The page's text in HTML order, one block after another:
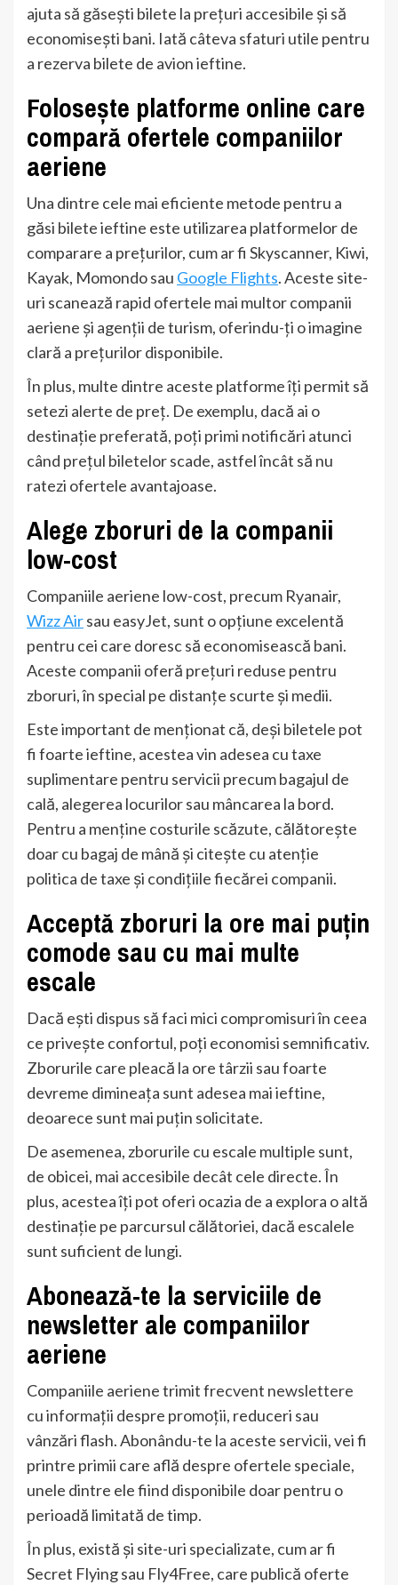
ajuta să găsești bilete la prețuri accesibile și să
economisești bani. Iată câteva sfaturi utile pentru
a rezerva bilete de avion ieftine.
Folosește platforme online care
compară ofertele companiilor
aeriene
Una dintre cele mai eficiente metode pentru a
găsi bilete ieftine este utilizarea platformelor de
comparare a prețurilor, cum ar fi Skyscanner, Kiwi,
Kayak, Momondo sau Google Flights. Aceste site-
uri scanează rapid ofertele mai multor companii
aeriene și agenții de turism, oferindu-ți o imagine
clară a prețurilor disponibile.
În plus, multe dintre aceste platforme îți permit să
setezi alerte de preț. De exemplu, dacă ai o
destinație preferată, poți primi notificări atunci
când prețul biletelor scade, astfel încât să nu
ratezi ofertele avantajoase.
Alege zboruri de la companii
low-cost
Companiile aeriene low-cost, precum Ryanair,
Wizz Airsau easyJet, sunt o opțiune excelentă
pentru cei care doresc să economisească bani.
Aceste companii oferă prețuri reduse pentru
zboruri, în special pe distanțe scurte și medii.
Este important de menționat că, deși biletele pot
fi foarte ieftine, acestea vin adesea cu taxe
suplimentare pentru servicii precum bagajul de
cală, alegerea locurilor sau mâncarea la bord.
Pentru a menține costurile scăzute, călătorește
doar cu bagaj de mână și citește cu atenție
politica de taxe și condițiile fiecărei companii.
Acceptă zboruri la ore mai puțin
comode sau cu mai multe
escale
Dacă ești dispus să faci mici compromisuri în ceea
ce privește confortul, poți economisi semnificativ.
Zborurile care pleacă la ore târzii sau foarte
devreme dimineața sunt adesea mai ieftine,
deoarece sunt mai puțin solicitate.
De asemenea, zborurile cu escale multiple sunt,
de obicei, mai accesibile decât cele directe. În
plus, acestea îți pot oferi ocazia de a explora o altă
destinație pe parcursul călătoriei, dacă escalele
sunt suficient de lungi.
Abonează-te la serviciile de
newsletter ale companiilor
aeriene
Companiile aeriene trimit frecvent newslettere
cu informații despre promoții, reduceri sau
vânzări flash. Abonându-te la aceste servicii, vei fi
printre primii care află despre ofertele speciale,
unele dintre ele fiind disponibile doar pentru o
perioadă limitată de timp.
În plus, există și site-uri specializate, cum ar fi
Secret Flying sau Fly4Free, care publică oferte